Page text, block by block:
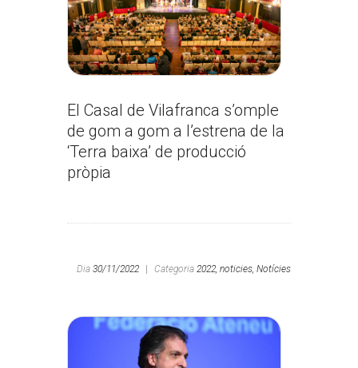
El Casal de Vilafranca s’omple
de gom a gom a l’estrena de la
‘Terra baixa’ de producció
pròpia
Dia 30/11/2022 | Categoria 2022, noticies, Notícies